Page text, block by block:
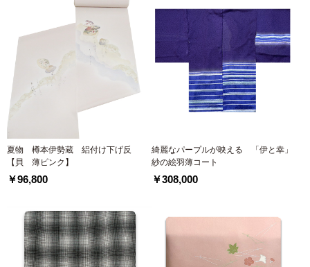
夏物 樽本伊勢蔵 絽付け下げ反
【貝 薄ピンク】
￥96,800
綺麗なパープルが映える 「伊と幸」
紗の絵羽薄コート
￥308,000